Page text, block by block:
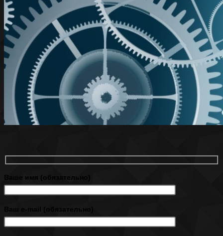
Ваше имя (обязательно)
Ваш e-mail (обязательно)